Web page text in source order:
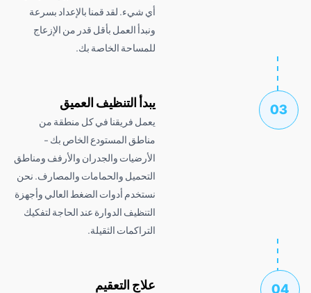
أي شيء. لقد قمنا بالإعداد بسرعة
ونبدأ العمل بأقل قدر من الإزعاج
للمساحة الخاصة بك.
يبدأ التنظيف العميق
يعمل فريقنا في كل منطقة من
مناطق المستودع الخاص بك -
الأرضيات والجدران والأرفف ومناطق
التحميل والحمامات والمصارف. نحن
نستخدم أدوات الضغط العالي وأجهزة
التنظيف الدوارة عند الحاجة لتفكيك
التراكمات الثقيلة.
علاج التعقيم